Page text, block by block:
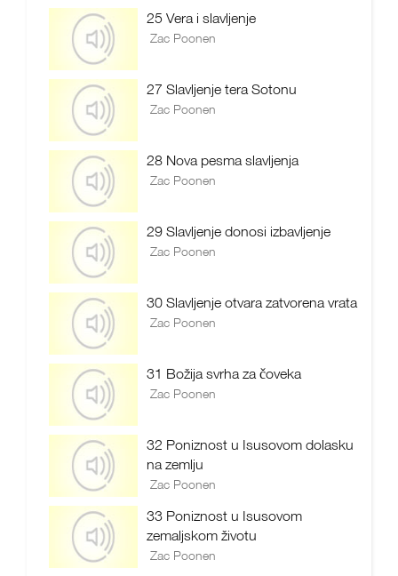
25 Vera i slavljenje
Zac Poonen
27 Slavljenje tera Sotonu
Zac Poonen
28 Nova pesma slavljenja
Zac Poonen
29 Slavljenje donosi izbavljenje
Zac Poonen
30 Slavljenje otvara zatvorena vrata
Zac Poonen
31 Božija svrha za čoveka
Zac Poonen
32 Poniznost u Isusovom dolasku
na zemlju
Zac Poonen
33 Poniznost u Isusovom
zemaljskom životu
Zac Poonen